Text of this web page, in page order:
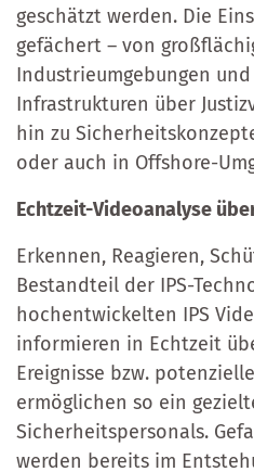
geschätzt werden. Die
gefächert – von
Industrieumgebungen
Infrastrukturen über
hin zu
oder auch in Offshore-
Echtzeit-Videoanalyse
Erkennen, Reagieren,
Bestandteil der IPS-
hochentwickelten IPS
informieren in Echtzeit
Ereignisse bzw.
ermöglichen so ein
Sicherheitspersonals.
werden bereits im